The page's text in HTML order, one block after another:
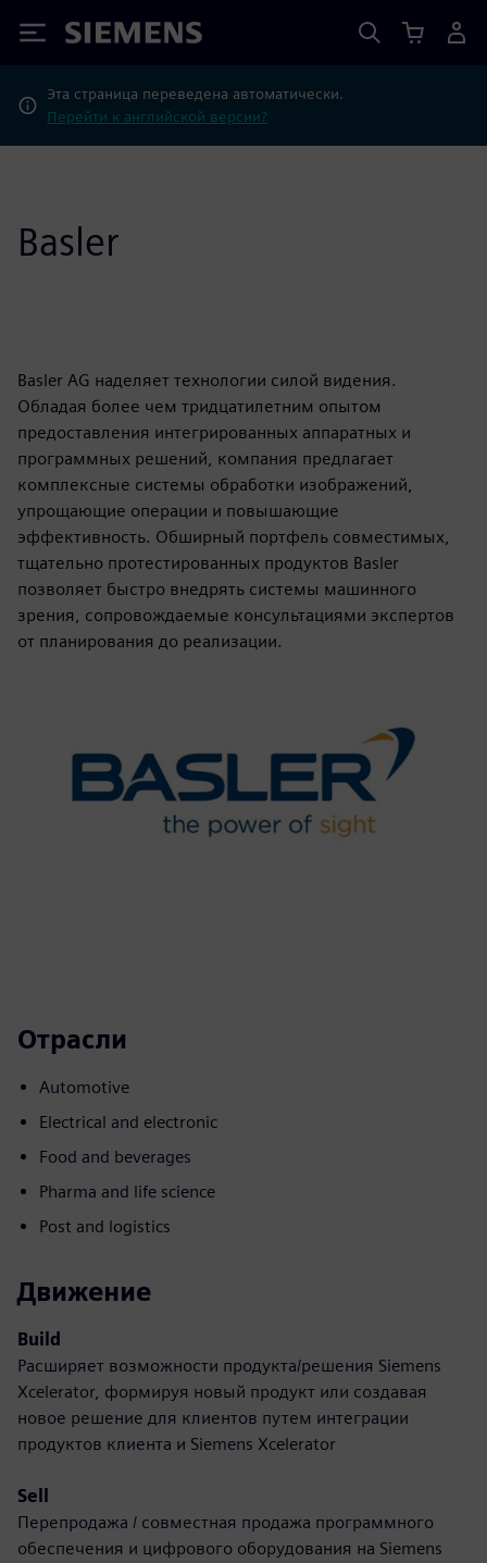
Siemens
Эта страница переведена автоматически.
Перейти к английской версии?
Basler
Basler AG наделяет технологии силой видения.
Обладая более чем тридцатилетним опытом
предоставления интегрированных аппаратных и
программных решений, компания предлагает
комплексные системы обработки изображений,
упрощающие операции и повышающие
эффективность. Обширный портфель совместимых,
тщательно протестированных продуктов Basler
позволяет быстро внедрять системы машинного
зрения, сопровождаемые консультациями экспертов
от планирования до реализации.
Отрасли
Automotive
Electrical and electronic
Food and beverages
Pharma and life science
Post and logistics
Движение
Build
Расширяет возможности продукта/решения Siemens
Xcelerator, формируя новый продукт или создавая
новое решение для клиентов путем интеграции
продуктов клиента и Siemens Xcelerator
Sell
Перепродажа / совместная продажа программного
обеспечения и цифрового оборудования на Siemens